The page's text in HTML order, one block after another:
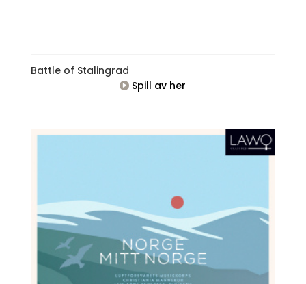
Battle of Stalingrad
Spill av her